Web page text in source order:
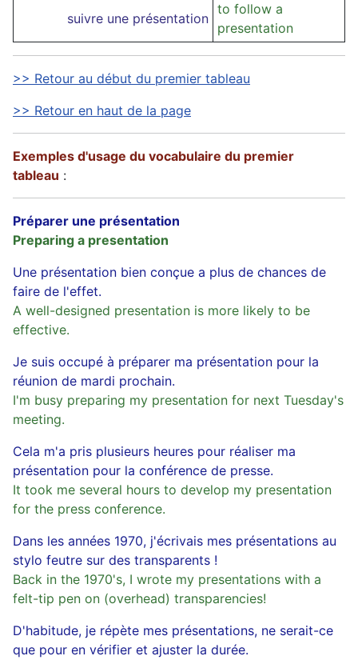
suivre une présentation
to follow a
presentation
>> Retour au début du premier tableau
>> Retour en haut de la page
Exemples d'usage du vocabulaire du premier
tableau :
Préparer une présentation
Preparing a presentation
Une présentation bien conçue a plus de chances de
faire de l'effet.
A well-designed presentation is more likely to be
effective.
Je suis occupé à préparer ma présentation pour la
réunion de mardi prochain.
I'm busy preparing my presentation for next Tuesday's
meeting.
Cela m'a pris plusieurs heures pour réaliser ma
présentation pour la conférence de presse.
It took me several hours to develop my presentation
for the press conference.
Dans les années 1970, j'écrivais mes présentations au
stylo feutre sur des transparents !
Back in the 1970's, I wrote my presentations with a
felt-tip pen on (overhead) transparencies!
D'habitude, je répète mes présentations, ne serait-ce
que pour en vérifier et ajuster la durée.